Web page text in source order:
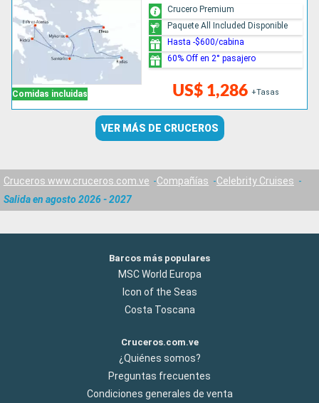
Comidas incluidas US$ 1,286 +Tasas
Crucero Premium
Paquete All Included Disponible
Hasta -$600/cabina
60% Off en 2° pasajero
VER MÁS DE CRUCEROS
Cruceros www.cruceros.com.ve Compañías
Celebrity Cruises
Salida en agosto 2026 - 2027
Barcos más populares
MSC World Europa
Icon of the Seas
Costa Toscana
Cruceros.com.ve
¿Quiénes somos?
Preguntas frecuentes
Condiciones generales de venta